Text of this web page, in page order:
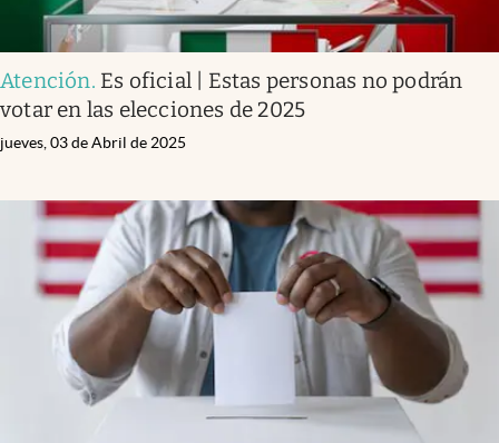
Atención. Es oficial | Estas personas no podrán
votar en las elecciones de 2025
jueves, 03 de Abril de 2025